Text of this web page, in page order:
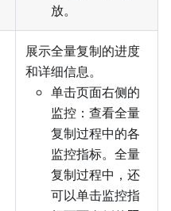
放。
展示全量复制的进度
和详细信息。
单击页面右侧的
监控：查看全量
复制过程中的各
监控指标。全量
复制过程中，还
可以单击监控指